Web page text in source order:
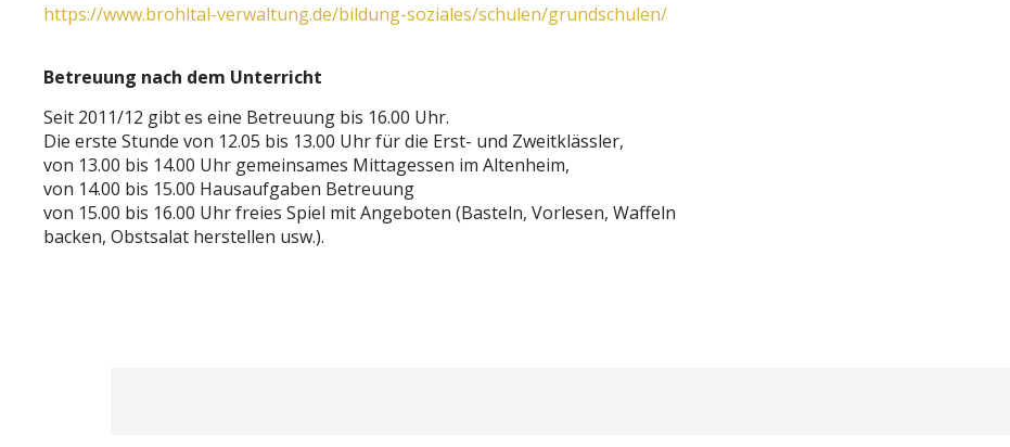
https://www.brohltal-verwaltung.de/bildung-soziales/schulen/grundschulen/
Betreuung nach dem Unterricht
Seit 2011/12 gibt es eine Betreuung bis 16.00 Uhr.
Die erste Stunde von 12.05 bis 13.00 Uhr für die Erst- und Zweitklässler,
von 13.00 bis 14.00 Uhr gemeinsames Mittagessen im Altenheim,
von 14.00 bis 15.00 Hausaufgaben Betreuung
von 15.00 bis 16.00 Uhr freies Spiel mit Angeboten (Basteln, Vorlesen, Waffeln
backen, Obstsalat herstellen usw.).